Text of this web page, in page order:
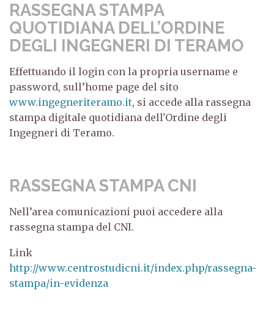
RASSEGNA STAMPA
QUOTIDIANA DELL’ORDINE
DEGLI INGEGNERI DI TERAMO
Effettuando il login con la propria username e
password, sull’home page del sito
www.ingegneriteramo.it, si accede alla rassegna
stampa digitale quotidiana dell'Ordine degli
Ingegneri di Teramo.
RASSEGNA STAMPA CNI
Nell’area comunicazioni puoi accedere alla
rassegna stampa del CNI.
Link
http://www.centrostudicni.it/index.php/rassegna-
stampa/in-evidenza